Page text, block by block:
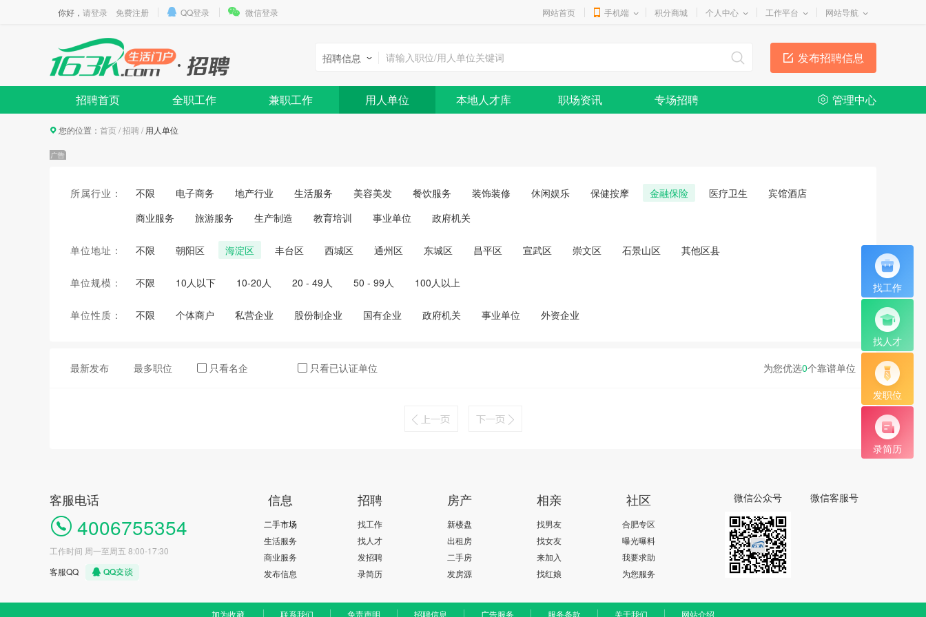
你好， 请登录 免费注册 QQ登录 微信登录 网站首页 手机端 积分商城 个人中心 工作平台 网站导航
发布招聘信息
招聘信息
招聘首页 全职工作 兼职工作 用人单位 本地人才库 职场资讯 专场招聘 管理中心
找工作
找人才
发职位
录简历
您的位置： 首页/招聘/ 用人单位
所属行业： 不限 电子商务 地产行业 生活服务 美容美发 餐饮服务 装饰装修 休闲娱乐 保健按摩 金融保险 医疗卫生
宾馆酒店
商业服务
旅游服务 生产制造 教育培训 事业单位 政府机关
单位地址： 不限 朝阳区 海淀区 丰台区 西城区 通州区 东城区 昌平区 宣武区 崇文区 石景山区 其他区县
单位规模： 不限 10人以下 10-20人 20 - 49人 50 - 99人 100人以上
单位性质： 不限 个体商户 私营企业 股份制企业 国有企业 政府机关 事业单位 外资企业
为您优选0个靠谱单位
最新发布 最多职位 只看名企 只看已认证单位
客服电话
4006755354
工作时间 周一至周五 8:00-17:30
客服QQ
信息
二手市场
生活服务
商业服务
发布信息
招聘
找工作
找人才
发招聘
录简历
房产
新楼盘
出租房
二手房
发房源
相亲
找男友
找女友
来加入
找红娘
社区
合肥专区
曝光曝料
我要求助
为您服务
微信公众号 微信客服号
加为收藏 联系我们 免责声明 招聘信息 广告服务 服务条款 关于我们 网站介绍